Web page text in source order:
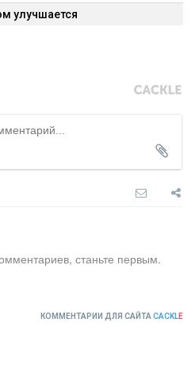
улучшается
станьте первым.
КОММЕНТАРИИ ДЛЯ САЙТА CACKLE